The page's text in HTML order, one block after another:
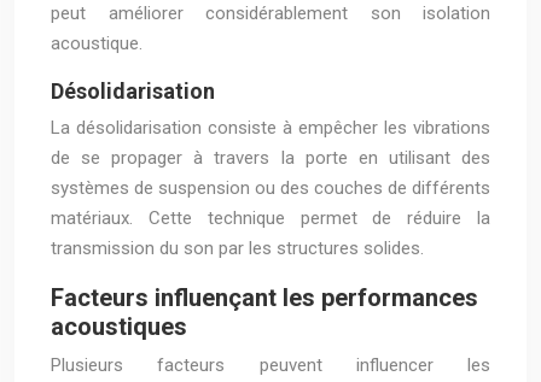
peut améliorer considérablement son isolation
acoustique.
Désolidarisation
La désolidarisation consiste à empêcher les vibrations
de se propager à travers la porte en utilisant des
systèmes de suspension ou des couches de différents
matériaux. Cette technique permet de réduire la
transmission du son par les structures solides.
Facteurs influençant les performances
acoustiques
Plusieurs facteurs peuvent influencer les